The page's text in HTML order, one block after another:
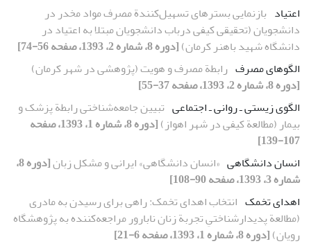
اعتیاد بازنمایی بسترهای تسهیل‌‌کنندة مصرف مواد مخدر در
دانشجویان (تحقیقی کیفی درباب دانشجویان مبتلا به اعتیاد در
دانشگاه شهید باهنر کرمان)[دوره 8، شماره 2، 1393، صفحه 56-74]
الگوهای مصرف رابطة مصرف و هویت (پژوهشی در شهر کرمان)
[دوره 8، شماره 2، 1393، صفحه 37-55]
الگوی زیستی ـ روانی ـ اجتماعی تبیین جامعه‌شناختی رابطة پزشک و
بیمار (مطالعة کیفی در شهر اهواز)
[دوره 8، شماره 1، 1393، صفحه
107-139]
انسان دانشگاهی «انسان دانشگاهی» ایرانی و مشکل زبان
[دوره 8،
شماره 3، 1393، صفحه 90-108]
اهدای تخمک انتخاب اهدای تخمک: راهی برای رسیدن به مادری
(مطالعة پدیدارشناختیِ تجربة زنان نابارور مراجعه‌کننده به پژوهشگاه
رویان)[دوره 8، شماره 1، 1393، صفحه 6-21]